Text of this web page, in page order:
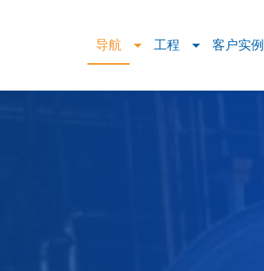
导航 工程 客户实例